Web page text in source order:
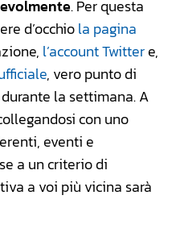
. Per questa
d’occhiola pagina
l’account Twittere,
, vero punto di
la settimana. A
con uno
eventi e
a un criterio di
a voi più vicina sarà